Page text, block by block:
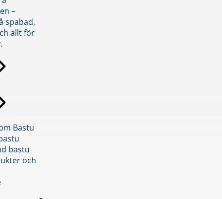
–
spabad,
allt för
Bastu
bastu
och